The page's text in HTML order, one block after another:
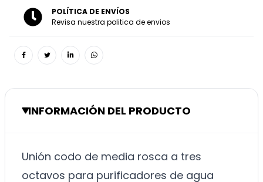
POLÍTICA DE ENVÍOS
Revisa nuestra politica de envios
INFORMACIÓN DEL PRODUCTO
Unión codo de media rosca a tres
octavos para purificadores de agua